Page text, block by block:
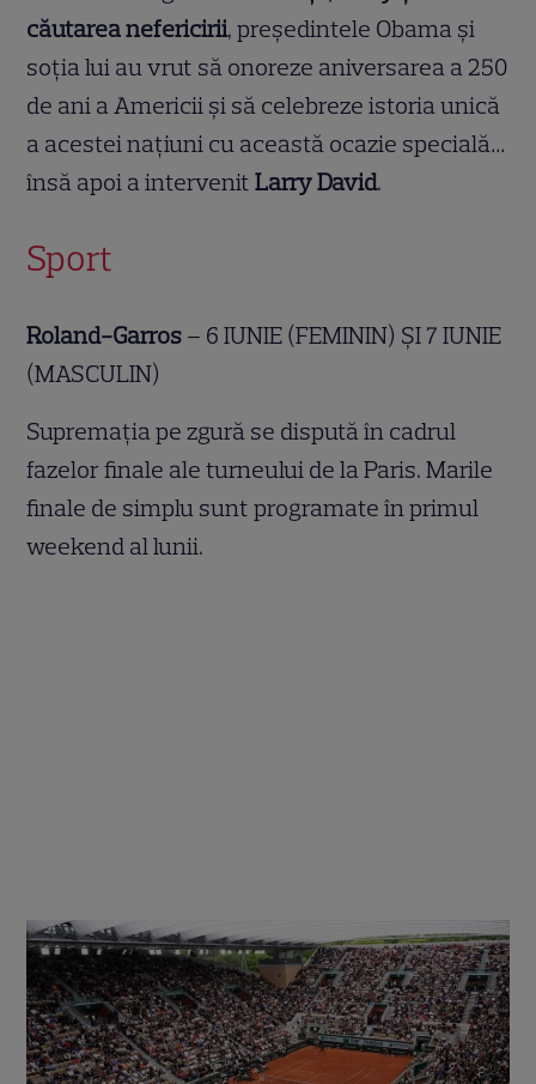
căutarea nefericirii, președintele Obama și
soția lui au vrut să onoreze aniversarea a 250
de ani a Americii și să celebreze istoria unică
a acestei națiuni cu această ocazie specială…
însă apoi a intervenitLarry David.
Sport
Roland-Garros – 6 IUNIE (FEMININ) ȘI 7 IUNIE
(MASCULIN)
Supremația pe zgură se dispută în cadrul
fazelor finale ale turneului de la Paris. Marile
finale de simplu sunt programate în primul
weekend al lunii.